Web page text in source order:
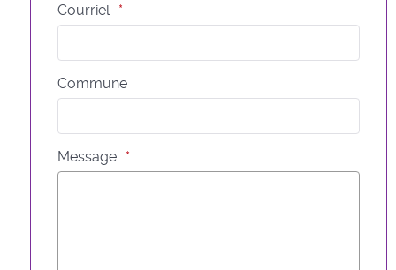
Courriel
Commune
Message